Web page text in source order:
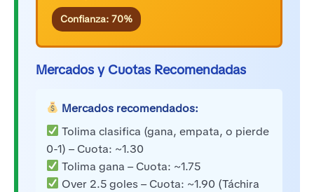
Confianza: 70%
Mercados y Cuotas Recomendadas
Mercados recomendados:
Tolima clasifica (gana, empata, o pierde
0-1) – Cuota: ~1.30
Tolima gana – Cuota: ~1.75
Over 2.5 goles – Cuota: ~1.90 (Táchira